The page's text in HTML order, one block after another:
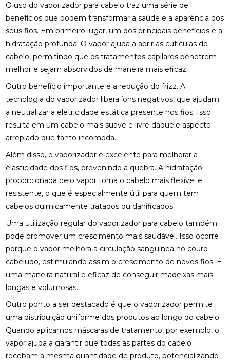
O uso do vaporizador para cabelo traz uma série de
benefícios que podem transformar a saúde e a aparência dos
seus fios. Em primeiro lugar, um dos principais benefícios é a
hidratação profunda. O vapor ajuda a abrir as cutículas do
cabelo, permitindo que os tratamentos capilares penetrem
melhor e sejam absorvidos de maneira mais eficaz.
Outro benefício importante é a redução do frizz. A
tecnologia do vaporizador libera íons negativos, que ajudam
a neutralizar a eletricidade estática presente nos fios. Isso
resulta em um cabelo mais suave e livre daquele aspecto
arrepiado que tanto incomoda.
Além disso, o vaporizador é excelente para melhorar a
elasticidade dos fios, prevenindo a quebra. A hidratação
proporcionada pelo vapor torna o cabelo mais flexível e
resistente, o que é especialmente útil para quem tem
cabelos quimicamente tratados ou danificados.
Uma utilização regular do vaporizador para cabelo também
pode promover um crescimento mais saudável. Isso ocorre
porque o vapor melhora a circulação sanguínea no couro
cabeludo, estimulando assim o crescimento de novos fios. É
uma maneira natural e eficaz de conseguir madeixas mais
longas e volumosas.
Outro ponto a ser destacado é que o vaporizador permite
uma distribuição uniforme dos produtos ao longo do cabelo.
Quando aplicamos máscaras de tratamento, por exemplo, o
vapor ajuda a garantir que todas as partes do cabelo
recebam a mesma quantidade de produto, potencializando